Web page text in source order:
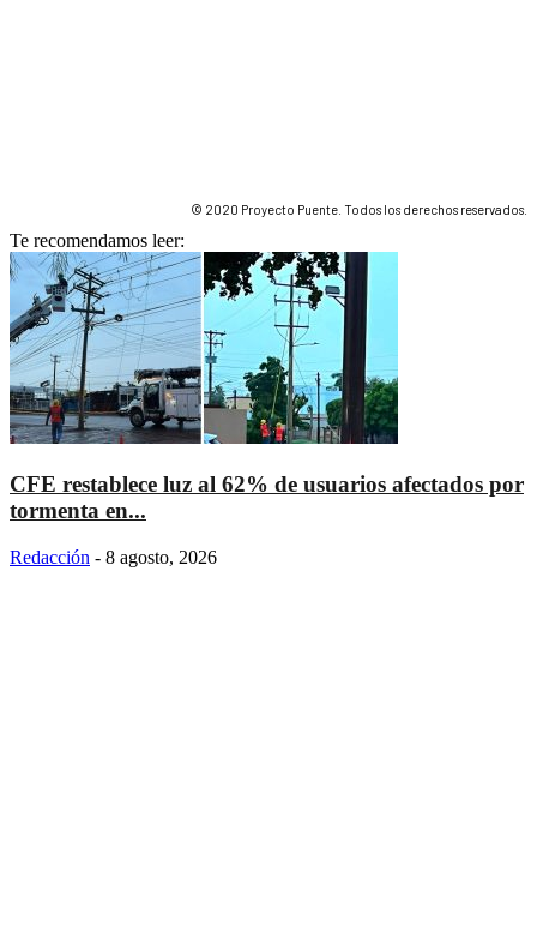
© 2020 Proyecto Puente. Todos los derechos reservados.
Te recomendamos leer:
CFE restablece luz al 62% de usuarios afectados por
tormenta en...
Redacción - 8 agosto, 2026